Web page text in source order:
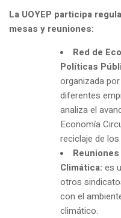
La UOYEP participa
mesas y reuniones:
Red de
Políticas
organizada
diferentes
analiza el
Economía
reciclaje de
Climática: es
otros
con el
climático.